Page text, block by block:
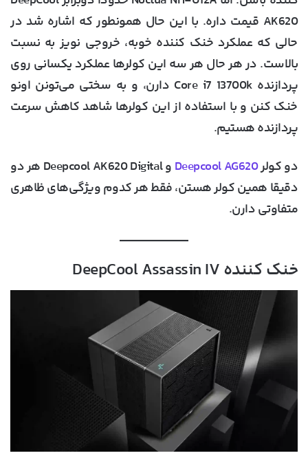
AK620 قیمت داره. با این حال همونطور که اشاره شد در
حالی که عملکرد خنک کننده خوبه، خروجی نویز به نسبت
بالاست. در هر حال هر سه این کولرها عملکرد یکسانی روی
پردازندهCore i7 13700k دارن، و به سختی می‌تونن اونو
خنک کنن و با استفاده از این کولرها شاهد کاهش سرعت
پردازنده هستیم.
دو کولرDeepcool AG620
و Deepcool AK620 Digital هر دو
دقیقا همین کولر هستن، فقط هر کدوم ویژگی‌های ظاهری
متفاوتی دارن.
خنک کننده DeepCool Assassin IV